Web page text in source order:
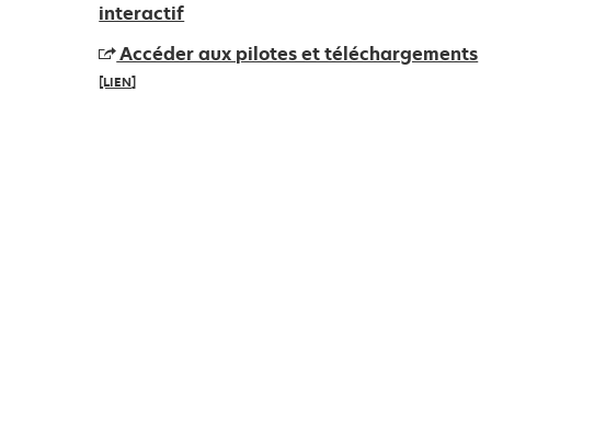
interactif
Accéder aux pilotes et téléchargements
[LIEN]